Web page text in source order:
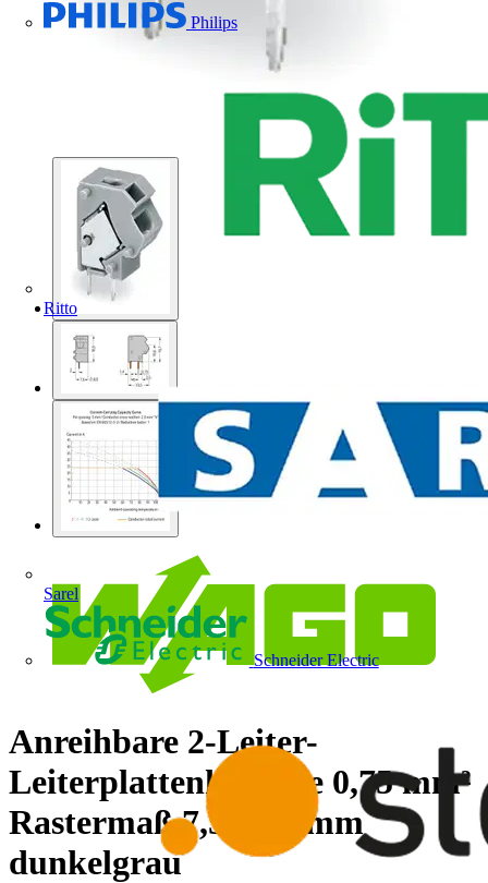
Philips
Ritto
Sarel
Schneider Electric
Anreihbare 2-Leiter-
Leiterplattenklemme 0,75 mm²
Rastermaß 7,5/7,62 mm
dunkelgrau